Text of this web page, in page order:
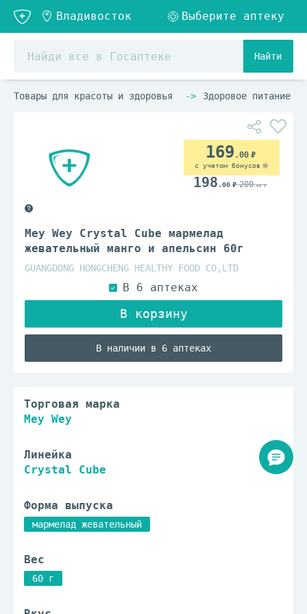
Найти
Товары для красоты и здоровья Здоровое питание
Mey Wey Crystal Cube мармелад
жевательный манго и апельсин 60г
GUANGDONG HONGCHENG HEALTHY FOOD CO,LTD
В наличии в 6 аптеках
169 .00
с учетом бонусов
198 .00 200.00
Торговая марка
Mey Wey
Линейка
Crystal Cube
Форма выпуска
мармелад жевательный
Вес
60 г